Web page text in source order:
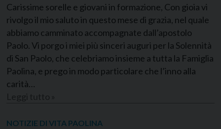
Carissime sorelle e giovani in formazione, Con gioia vi
rivolgo il mio saluto in questo mese di grazia, nel quale
abbiamo camminato accompagnate dall’apostolo
Paolo. Vi porgo i miei più sinceri auguri per la Solennità
di San Paolo, che celebriamo insieme a tutta la Famiglia
Paolina, e prego in modo particolare che l’inno alla
carità…
NOTIZIE DI VITA PAOLINA